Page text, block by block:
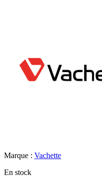
Marque : Vachette
En stock